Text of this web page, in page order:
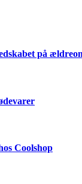
på
Coolshop